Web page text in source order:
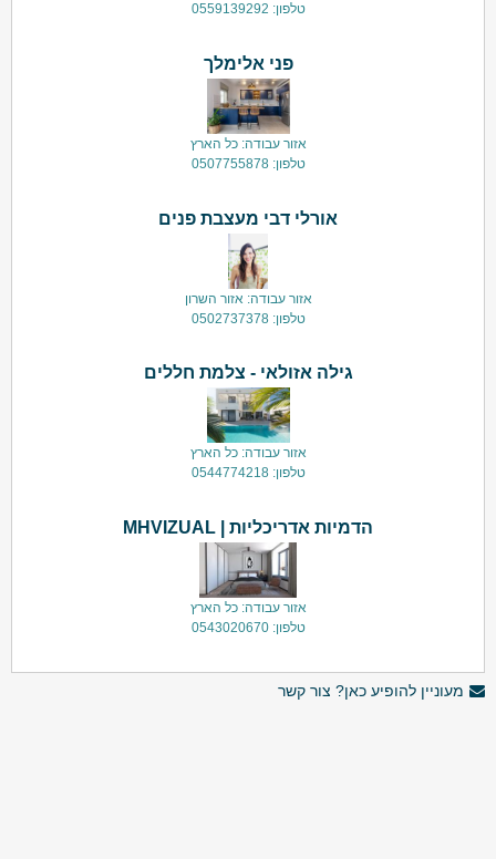
טלפון: 0559139292
פני אלימלך
אזור עבודה: כל הארץ
טלפון: 0507755878
אורלי דבי מעצבת פנים
אזור עבודה: אזור השרון
טלפון: 0502737378
גילה אזולאי - צלמת חללים
אזור עבודה: כל הארץ
טלפון: 0544774218
הדמיות אדריכליות | MHVIZUAL
אזור עבודה: כל הארץ
טלפון: 0543020670
מעוניין להופיע כאן? צור קשר